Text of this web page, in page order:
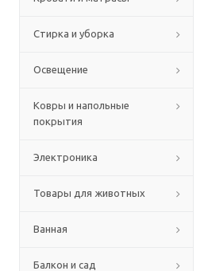
Стирка и уборка
Освещение
Ковры и напольные
покрытия
Электроника
Товары для животных
Ванная
Балкон и сад